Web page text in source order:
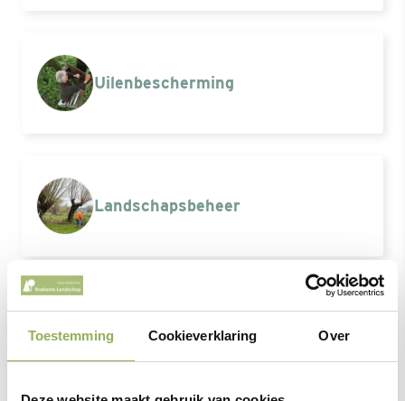
Toestemming Cookieverklaring Over
Uilenbescherming
Landschapsbeheer
Erfvogels